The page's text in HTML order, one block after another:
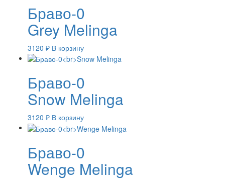
Браво-0
Grey Melinga
3120 ₽ В корзину
Браво-0
Snow Melinga
3120 ₽ В корзину
Браво-0
Wenge Melinga